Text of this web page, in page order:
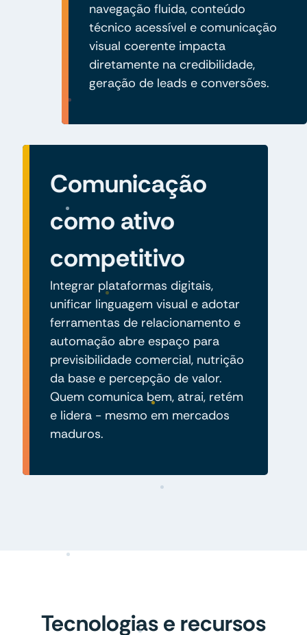
navegação fluida, conteúdo
técnico acessível e comunicação
visual coerente impacta
diretamente na credibilidade,
geração de leads e conversões.
Comunicação
como ativo
competitivo
Integrar plataformas digitais,
unificar linguagem visual e adotar
ferramentas de relacionamento e
automação abre espaço para
previsibilidade comercial, nutrição
da base e percepção de valor.
Quem comunica bem, atrai, retém
e lidera - mesmo em mercados
maduros.
Tecnologias e recursos